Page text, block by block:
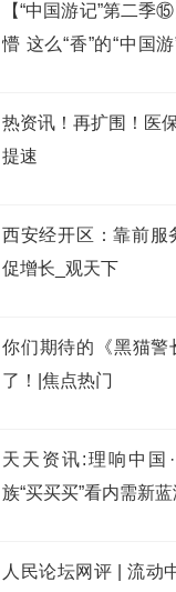
【“中国游记”第二季
懵 这么“香”的“中国
热资讯！再扩围！医
提速
西安经开区：靠前服
促增长_观天下
你们期待的《黑猫警
了！|焦点热门
天天资讯:理响中国
族“买买买”看内需新
人民论坛网评 | 流动